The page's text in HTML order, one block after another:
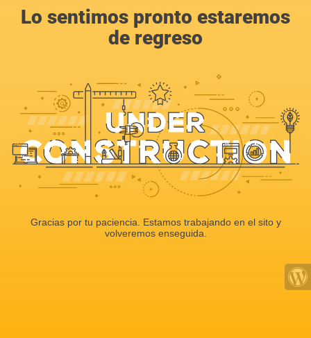
Lo sentimos pronto estaremos
de regreso
Gracias por tu paciencia. Estamos trabajando en el sito y
volveremos enseguida.